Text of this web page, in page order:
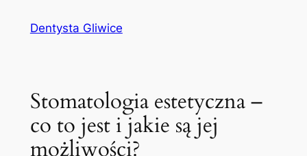
Dentysta Gliwice
Stomatologia estetyczna –
co to jest i jakie są jej
możliwości?